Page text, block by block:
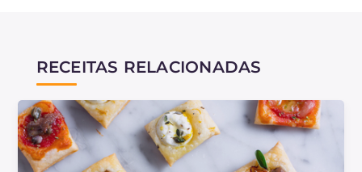
RECEITAS RELACIONADAS